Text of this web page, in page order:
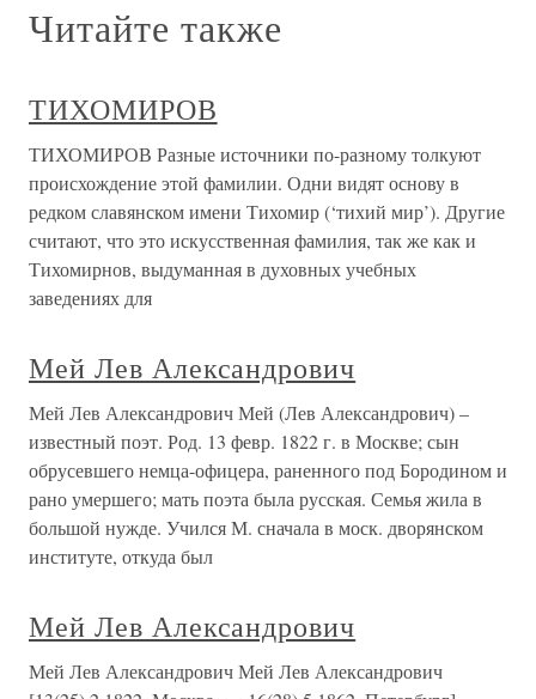
Читайте также
ТИХОМИРОВ
ТИХОМИРОВ Разные источники по-разному толкуют
происхождение этой фамилии. Одни видят основу в
редком славянском имени Тихомир (‘тихий мир’). Другие
считают, что это искусственная фамилия, так же как и
Тихомирнов, выдуманная в духовных учебных
заведениях для
Мей Лев Александрович
Мей Лев Александрович Мей (Лев Александрович) –
известный поэт. Род. 13 февр. 1822 г. в Москве; сын
обрусевшего немца-офицера, раненного под Бородином и
рано умершего; мать поэта была русская. Семья жила в
большой нужде. Учился М. сначала в моск. дворянском
институте, откуда был
Мей Лев Александрович
Мей Лев Александрович Мей Лев Александрович